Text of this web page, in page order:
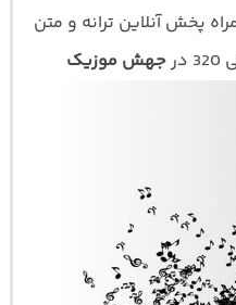
پخش آنلاین ترانه و متن
جهش موزیک